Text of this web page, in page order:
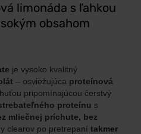
limonáda s ľahkou
obsahom
je vysoko kvalitný
– osviežujúca proteínová
pripomínajúcou čerstvý
proteínu s
mliečnej príchute, bez
clearov po pretrepaní takmer